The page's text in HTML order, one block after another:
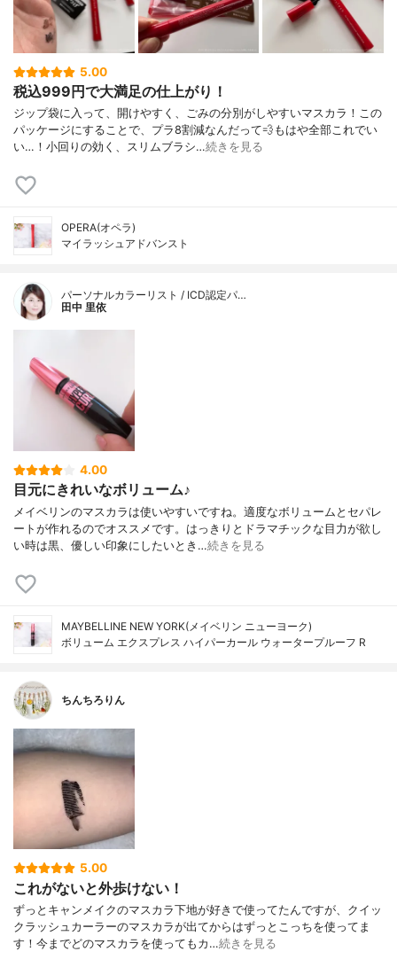
5.00
税込999円で大満足の仕上がり！
ジップ袋に入って、開けやすく、ごみの分別がしやすいマスカラ！この
パッケージにすることで、プラ8割減なんだって💨もはや全部これでい
い…！小回りの効く、スリムブラシ…続きを見る
OPERA(オペラ)
マイラッシュアドバンスト
パーソナルカラーリスト / ICD認定パ…
田中 里依
4.00
目元にきれいなボリューム♪
メイベリンのマスカラは使いやすいですね。適度なボリュームとセパレ
ートが作れるのでオススメです。はっきりとドラマチックな目力が欲し
い時は黒、優しい印象にしたいとき…続きを見る
MAYBELLINE NEW YORK(メイベリン ニューヨーク)
ボリューム エクスプレス ハイパーカール ウォータープルーフ R
ちんちろりん
5.00
これがないと外歩けない！
ずっとキャンメイクのマスカラ下地が好きで使ってたんですが、クイッ
クラッシュカーラーのマスカラが出てからはずっとこっちを使ってま
す！今までどのマスカラを使ってもカ…続きを見る